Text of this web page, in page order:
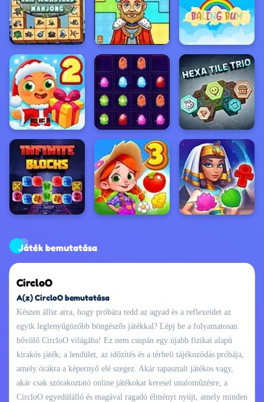
Játék bemutatása
CircloO
A(z) CircloO bemutatása
Készen állsz arra, hogy próbára tedd az agyad és a reflexeidet az
egyik leglenyűgözőbb böngészős játékkal? Lépj be a folyamatosan
bővülő CircloO világába! Ez nem csupán egy újabb fizikai alapú
kirakós játék; a lendület, az időzítés és a térbeli tájékozódás próbája,
amely órákra a képernyő elé szegez. Akár tapasztalt játékos vagy,
akár csak szórakoztató online játékokat keresel unaloműzésre, a
CircloO egyedülálló és magával ragadó élményt nyújt, amely minden